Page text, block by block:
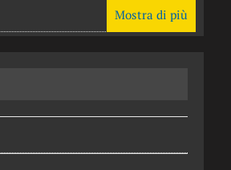
Mostra di più